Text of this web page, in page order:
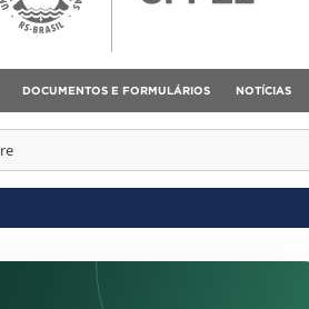
DOCUMENTOS E FORMULÁRIOS NOTÍCIAS